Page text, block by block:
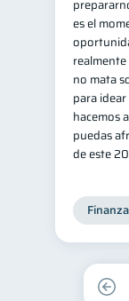
es el
no mata
para
hacemos
puedas
de este